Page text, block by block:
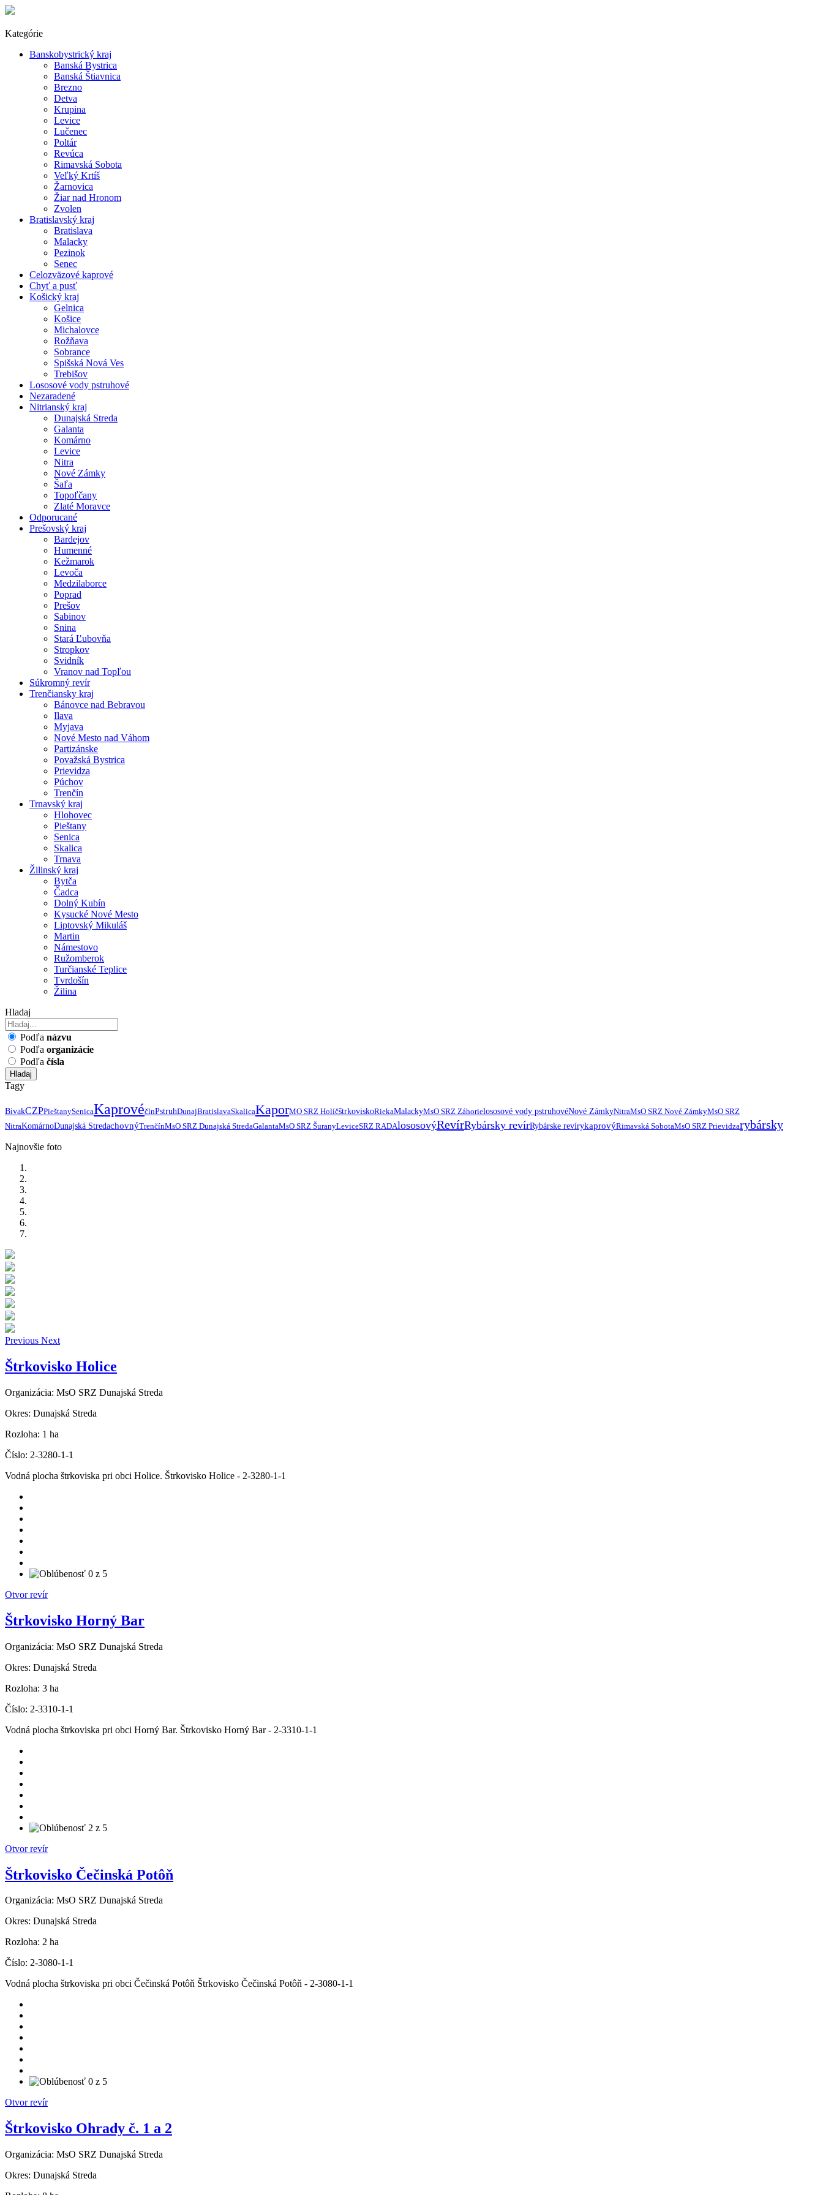
Kategórie
Banskobystrický kraj
Banská Bystrica
Banská Štiavnica
Brezno
Detva
Krupina
Levice
Lučenec
Poltár
Revúca
Rimavská Sobota
Veľký Krtíš
Žarnovica
Žiar nad Hronom
Zvolen
Bratislavský kraj
Bratislava
Malacky
Pezinok
Senec
Celozväzové kaprové
Chyť a pusť
Košický kraj
Gelnica
Košice
Michalovce
Rožňava
Sobrance
Spišská Nová Ves
Trebišov
Lososové vody pstruhové
Nezaradené
Nitrianský kraj
Dunajská Streda
Galanta
Komárno
Levice
Nitra
Nové Zámky
Šaľa
Topoľčany
Zlaté Moravce
Odporucané
Prešovský kraj
Bardejov
Humenné
Kežmarok
Levoča
Medzilaborce
Poprad
Prešov
Sabinov
Snina
Stará Ľubovňa
Stropkov
Svidník
Vranov nad Topľou
Súkromný revír
Trenčiansky kraj
Bánovce nad Bebravou
Ilava
Myjava
Nové Mesto nad Váhom
Partizánske
Považská Bystrica
Prievidza
Púchov
Trenčín
Trnavský kraj
Hlohovec
Pieštany
Senica
Skalica
Trnava
Žilinský kraj
Bytča
Čadca
Dolný Kubín
Kysucké Nové Mesto
Liptovský Mikuláš
Martin
Námestovo
Ružomberok
Turčianské Teplice
Tvrdošín
Žilina
Hladaj
Podľa názvu
Podľa organizácie
Podľa čísla
Hladaj
Tagy
BivakCZPPieštanySenicaKaprovéčlnPstruhDunajBratislavaSkalicaKaporMO SRZ HolíčštrkoviskoRiekaMalackyMsO SRZ Záhorielososové vody pstruhovéNové ZámkyNitraMsO SRZ Nové ZámkyMsO SRZ
NitraKomárnoDunajská StredachovnýTrenčínMsO SRZ Dunajská StredaGalantaMsO SRZ ŠuranyLeviceSRZ RADAlososovýRevírRybársky revírRybárske revírykaprovýRimavská SobotaMsO SRZ Prievidzarybársky
Najnovšie foto
Previous Next
Štrkovisko Holice
Organizácia: MsO SRZ Dunajská Streda
Okres: Dunajská Streda
Rozloha: 1 ha
Číslo: 2-3280-1-1
Vodná plocha štrkoviska pri obci Holice. Štrkovisko Holice - 2-3280-1-1
Otvor revír
Štrkovisko Horný Bar
Organizácia: MsO SRZ Dunajská Streda
Okres: Dunajská Streda
Rozloha: 3 ha
Číslo: 2-3310-1-1
Vodná plocha štrkoviska pri obci Horný Bar. Štrkovisko Horný Bar - 2-3310-1-1
Otvor revír
Štrkovisko Čečinská Potôň
Organizácia: MsO SRZ Dunajská Streda
Okres: Dunajská Streda
Rozloha: 2 ha
Číslo: 2-3080-1-1
Vodná plocha štrkoviska pri obci Čečinská Potôň Štrkovisko Čečinská Potôň - 2-3080-1-1
Otvor revír
Štrkovisko Ohrady č. 1 a 2
Organizácia: MsO SRZ Dunajská Streda
Okres: Dunajská Streda